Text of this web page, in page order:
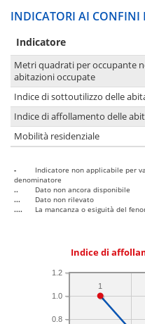
INDICATORI AI CONFINI
Indicatore
Metri quadrati per occupante
abitazioni occupate
Indice di sottoutilizzo delle
Indice di affollamento delle
Mobilità residenziale
-
Indicatore non applicabile per
denominatore
..
Dato non ancora disponibile
...
Dato non rilevato
....
La mancanza o esiguità del
Indice di
0.8
1.0
1.2
1